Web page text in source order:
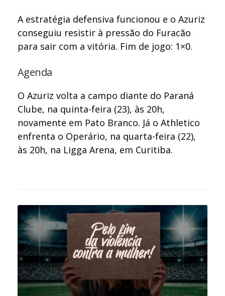
A estratégia defensiva funcionou e o Azuriz
conseguiu resistir à pressão do Furacão
para sair com a vitória. Fim de jogo: 1×0.
Agenda
O Azuriz volta a campo diante do Paraná
Clube, na quinta-feira (23), às 20h,
novamente em Pato Branco. Já o Athletico
enfrenta o Operário, na quarta-feira (22),
às 20h, na Ligga Arena, em Curitiba.